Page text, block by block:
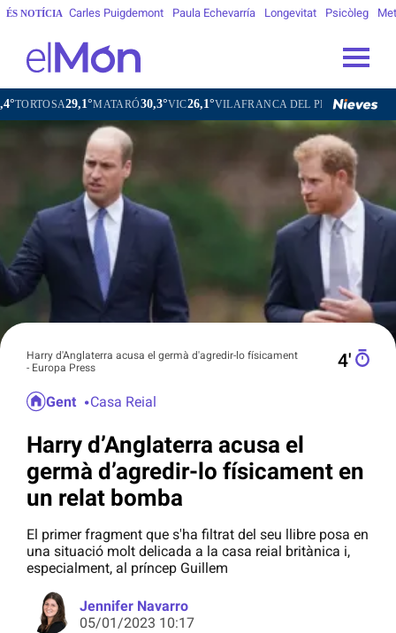
ÉS NOTÍCIA Carles Puigdemont Paula Echevarría Longevitat Psicòleg
MATARÓ30,3°VIC26,1°VILAFRANCA DEL PENEDÈS 27,7°VILANOVA I
Harry d'Anglaterra acusa el germà d'agredir-lo físicament
- Europa Press
4′
Gent Casa Reial
Harry d’Anglaterra acusa el
germà d’agredir-lo físicament en
un relat bomba
El primer fragment que s'ha filtrat del seu llibre posa en
una situació molt delicada a la casa reial britànica i,
especialment, al príncep Guillem
Jennifer Navarro
05/01/2023 10:17